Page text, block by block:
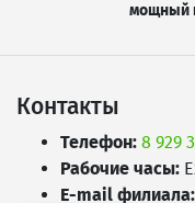
мощный
Контакты
Телефон: 8 929
Рабочие часы:
E-mail филиала: